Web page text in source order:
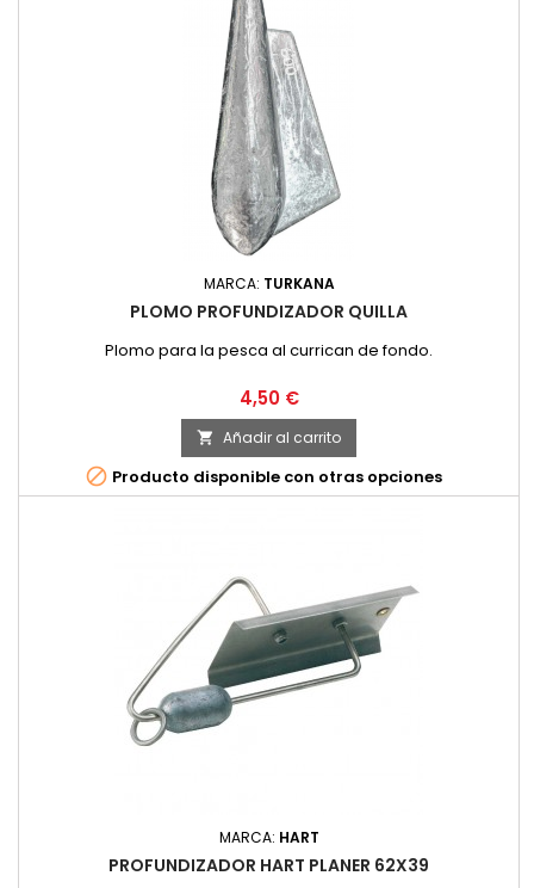
MARCA: TURKANA
PLOMO PROFUNDIZADOR QUILLA
Plomo para la pesca al currican de fondo.
Precio
4,50 €
 Añadir al carrito
 Producto disponible con otras opciones
MARCA: HART
PROFUNDIZADOR HART PLANER 62X39